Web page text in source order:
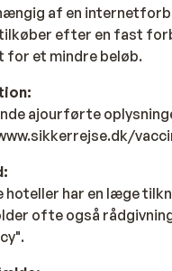
af en
efter en fast
for et mindre beløb.
ajourførte
hoteller har en læge
ofte også